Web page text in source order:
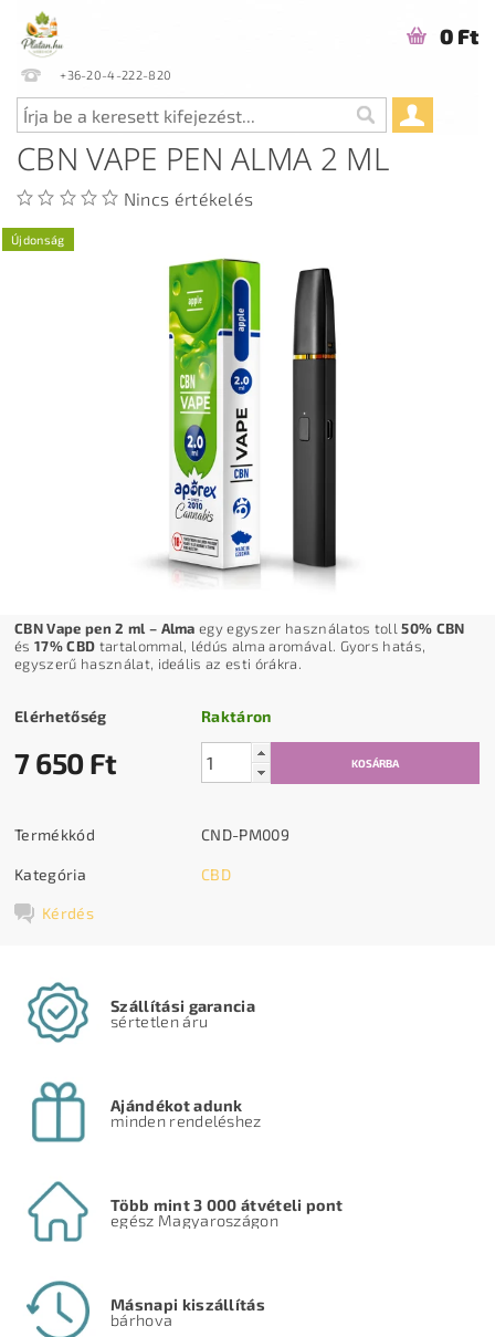
+36-20-4-222-820
0 Ft
CBN VAPE PEN ALMA 2 ML
Nincs értékelés
Újdonság
CBN Vape pen 2 ml – Alma egy egyszer használatos toll50% CBN
és17% CBD tartalommal, lédús alma aromával. Gyors hatás,
egyszerű használat, ideális az esti órákra.
Elérhetőség Raktáron
7 650 Ft
Termékkód CND-PM009
Kategória CBD
Kérdés
Szállítási garancia
sértetlen áru
Ajándékot adunk
minden rendeléshez
Több mint 3 000 átvételi pont
egész Magyaroszágon
Másnapi kiszállítás
bárhova